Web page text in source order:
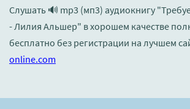
Слушать 🔊 mp3 (мп3) аудиокнигу
- Лилия Альшер" в хорошем качестве
бесплатно без регистрации на лучшем
online.com